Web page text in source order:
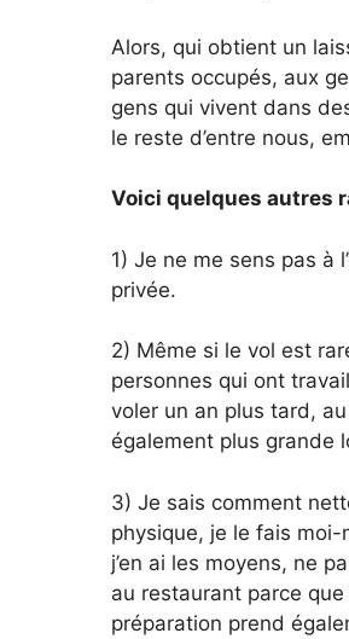
Alors, qui obtient un
parents occupés, aux
gens qui vivent dans
le reste d’entre nous,
Voici quelques autres
1) Je ne me sens pas à
privée.
2) Même si le vol est
personnes qui ont
voler un an plus tard,
également plus grande
3) Je sais comment
physique, je le fais
j’en ai les moyens, ne
au restaurant parce
préparation prend